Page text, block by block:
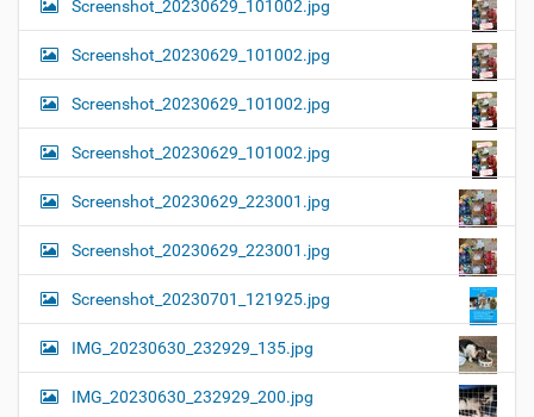
Screenshot_20230629_101002.jpg
Screenshot_20230629_101002.jpg
Screenshot_20230629_101002.jpg
Screenshot_20230629_101002.jpg
Screenshot_20230629_223001.jpg
Screenshot_20230629_223001.jpg
Screenshot_20230701_121925.jpg
IMG_20230630_232929_135.jpg
IMG_20230630_232929_200.jpg